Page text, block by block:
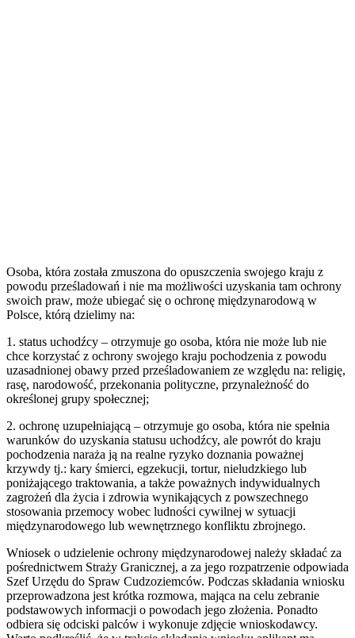
Osoba, która została zmuszona do opuszczenia swojego kraju z
powodu prześladowań i nie ma możliwości uzyskania tam ochrony
swoich praw, może ubiegać się o ochronę międzynarodową w
Polsce, którą dzielimy na:
1. status uchodźcy – otrzymuje go osoba, która nie może lub nie
chce korzystać z ochrony swojego kraju pochodzenia z powodu
uzasadnionej obawy przed prześladowaniem ze względu na: religię,
rasę, narodowość, przekonania polityczne, przynależność do
określonej grupy społecznej;
2. ochronę uzupełniającą – otrzymuje go osoba, która nie spełnia
warunków do uzyskania statusu uchodźcy, ale powrót do kraju
pochodzenia naraża ją na realne ryzyko doznania poważnej
krzywdy tj.: kary śmierci, egzekucji, tortur, nieludzkiego lub
poniżającego traktowania, a także poważnych indywidualnych
zagrożeń dla życia i zdrowia wynikających z powszechnego
stosowania przemocy wobec ludności cywilnej w sytuacji
międzynarodowego lub wewnętrznego konfliktu zbrojnego.
Wniosek o udzielenie ochrony międzynarodowej należy składać za
pośrednictwem Straży Granicznej, a za jego rozpatrzenie odpowiada
Szef Urzędu do Spraw Cudzoziemców. Podczas składania wniosku
przeprowadzona jest krótka rozmowa, mająca na celu zebranie
podstawowych informacji o powodach jego złożenia. Ponadto
odbiera się odciski palców i wykonuje zdjęcie wnioskodawcy.